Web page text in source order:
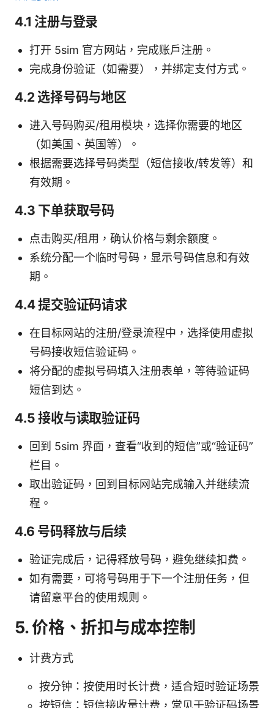
4.1 注册与登录
打开 5sim 官方网站，完成账户注册。
完成身份验证（如需要），并绑定支付方式。
4.2 选择号码与地区
进入号码购买/租用模块，选择你需要的地区
（如美国、英国等）。
根据需要选择号码类型（短信接收/转发等）和
有效期。
4.3 下单获取号码
点击购买/租用，确认价格与剩余额度。
系统分配一个临时号码，显示号码信息和有效
期。
4.4 提交验证码请求
在目标网站的注册/登录流程中，选择使用虚拟
号码接收短信验证码。
将分配的虚拟号码填入注册表单，等待验证码
短信到达。
4.5 接收与读取验证码
回到 5sim 界面，查看“收到的短信”或“验证码”
栏目。
取出验证码，回到目标网站完成输入并继续流
程。
4.6 号码释放与后续
验证完成后，记得释放号码，避免继续扣费。
如有需要，可将号码用于下一个注册任务，但
请留意平台的使用规则。
5. 价格、折扣与成本控制
计费方式
按分钟：按使用时长计费，适合短时验证场景
按短信：短信接收量计费，常见于验证码场景